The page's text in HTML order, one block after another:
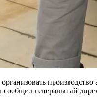
генеральный